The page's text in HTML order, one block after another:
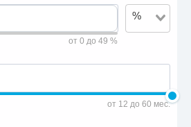
от 0 до 49 %
%
от 12 до 60 мес.